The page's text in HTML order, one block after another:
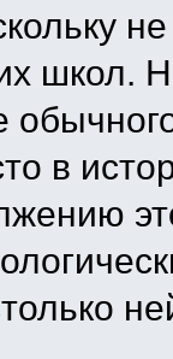
школ.
в